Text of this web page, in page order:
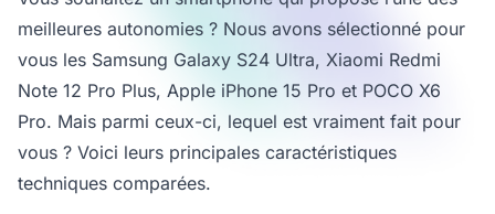
meilleures autonomies ? Nous avons sélectionné pour
vous les Samsung Galaxy S24 Ultra, Xiaomi Redmi
Note 12 Pro Plus, Apple iPhone 15 Pro et POCO X6
Pro. Mais parmi ceux-ci, lequel est vraiment fait pour
vous ? Voici leurs principales caractéristiques
techniques comparées.